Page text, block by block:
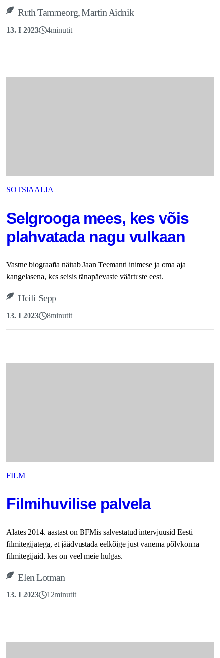
Ruth Tammeorg, Martin Aidnik
13. I 2023 4minutit
SOTSIAALIA
Selgrooga mees, kes võis
plahvatada nagu vulkaan
Vastne biograafia näitab Jaan Teemanti inimese ja oma aja
kangelasena, kes seisis tänapäevaste väärtuste eest.
Heili Sepp
13. I 2023 8minutit
FILM
Filmihuvilise palvela
Alates 2014. aastast on BFMis salvestatud intervjuusid Eesti
filmitegijatega, et jäädvustada eelkõige just vanema põlvkonna
filmitegijaid, kes on veel meie hulgas.
Elen Lotman
13. I 2023 12minutit